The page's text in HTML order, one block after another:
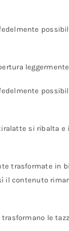
si ribalta
trasformate in
il contenuto
le